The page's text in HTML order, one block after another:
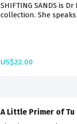
SHIFTING SANDS is
collection. She
US$22.00
A Little Primer of Tu